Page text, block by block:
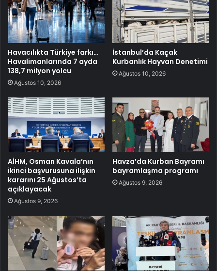
Havacılıkta Türkiye farkı…
Havalimanlarında 7 ayda
138,7 milyon yolcu
Ağustos 10, 2026
İstanbul’da Kaçak
Kurbanlık Hayvan Denetimi
Ağustos 10, 2026
AİHM, Osman Kavala’nın
ikinci başvurusuna ilişkin
kararını 25 Ağustos’ta
açıklayacak
Ağustos 9, 2026
Havza’da Kurban Bayramı
bayramlaşma programı
Ağustos 9, 2026